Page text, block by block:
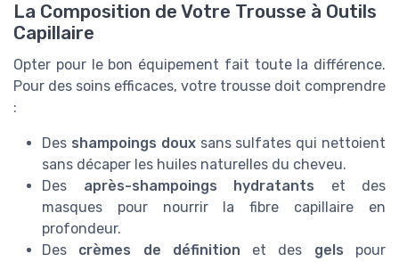
La Composition de Votre Trousse à Outils
Capillaire
Opter pour le bon équipement fait toute la différence.
Pour des soins efficaces, votre trousse doit comprendre
:
Des shampoings douxsans sulfates qui nettoient
sans décaper les huiles naturelles du cheveu.
Des après-shampoings hydratants et des
masques pour nourrir la fibre capillaire en
profondeur.
Des crèmes de définition et des gels pour